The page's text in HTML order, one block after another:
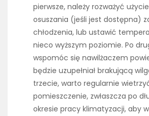
pierwsze, należy rozważyć
osuszania (jeśli jest dostępna)
chłodzenia, lub ustawić
nieco wyższym poziomie. Po
wspomóc się nawilżaczem
będzie uzupełniał brakującą
trzecie, warto regularnie
pomieszczenie, zwłaszcza po
okresie pracy klimatyzacji, aby